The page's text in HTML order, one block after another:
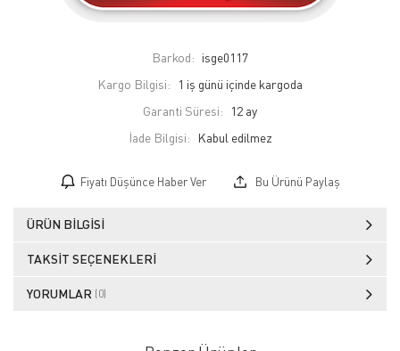
Barkod: isge0117
Kargo Bilgisi:
1 iş günü içinde kargoda
Garanti Süresi:
12 ay
İade Bilgisi:
Fiyatı Düşünce Haber Ver Bu Ürünü Paylaş
ÜRÜN BILGISI
TAKSIT SEÇENEKLERI
YORUMLAR (0)